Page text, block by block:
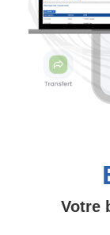
Votre